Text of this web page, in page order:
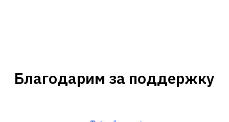
Благодарим за поддержку